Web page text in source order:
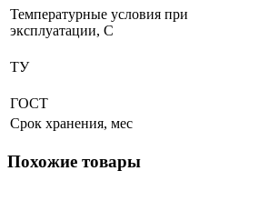
Температурные условия при
эксплуатации, С
ТУ
ГОСТ
Срок хранения, мес
Похожие товары